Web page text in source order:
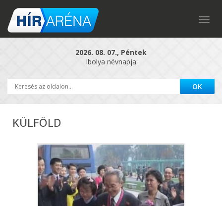
2026. 08. 07., Péntek
Ibolya névnapja
KÜLFÖLD